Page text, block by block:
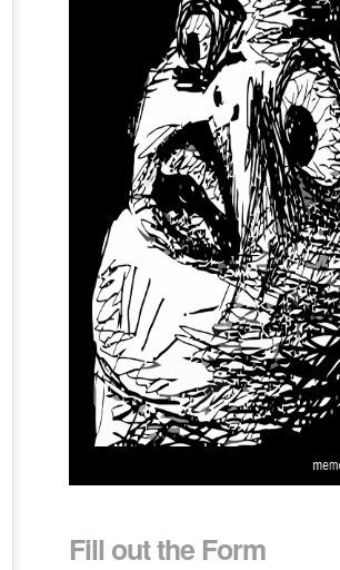
Fill out the Form